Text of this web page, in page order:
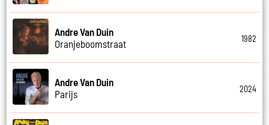
Andre Van Duin
Oranjeboomstraat
1982
Andre Van Duin
Parijs
2024